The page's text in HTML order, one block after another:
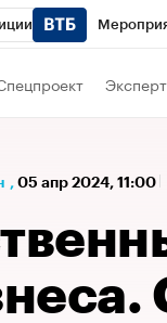
, 05 апр 2024, 11:00